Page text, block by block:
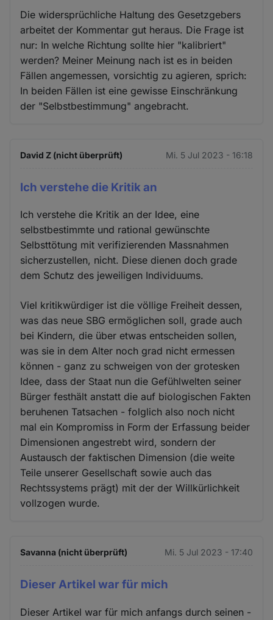
Die widersprüchliche Haltung des Gesetzgebers
arbeitet der Kommentar gut heraus. Die Frage ist
nur: In welche Richtung sollte hier "kalibriert"
werden? Meiner Meinung nach ist es in beiden
Fällen angemessen, vorsichtig zu agieren, sprich:
In beiden Fällen ist eine gewisse Einschränkung
der "Selbstbestimmung" angebracht.
David Z (nicht überprüft) Mi. 5 Jul 2023 - 16:18
Ich verstehe die Kritik an
Ich verstehe die Kritik an der Idee, eine
selbstbestimmte und rational gewünschte
Selbsttötung mit verifizierenden Massnahmen
sicherzustellen, nicht. Diese dienen doch grade
dem Schutz des jeweiligen Individuums.
Viel kritikwürdiger ist die völlige Freiheit dessen,
was das neue SBG ermöglichen soll, grade auch
bei Kindern, die über etwas entscheiden sollen,
was sie in dem Alter noch grad nicht ermessen
können - ganz zu schweigen von der grotesken
Idee, dass der Staat nun die Gefühlwelten seiner
Bürger festhält anstatt die auf biologischen Fakten
beruhenen Tatsachen - folglich also noch nicht
mal ein Kompromiss in Form der Erfassung beider
Dimensionen angestrebt wird, sondern der
Austausch der faktischen Dimension (die weite
Teile unserer Gesellschaft sowie auch das
Rechtssystems prägt) mit der der Willkürlichkeit
vollzogen wurde.
Savanna (nicht überprüft) Mi. 5 Jul 2023 - 17:40
Dieser Artikel war für mich
Dieser Artikel war für mich anfangs durch seinen -